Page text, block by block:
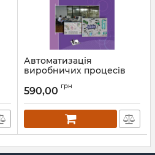
Автоматизація
виробничих процесів
590,00 грн